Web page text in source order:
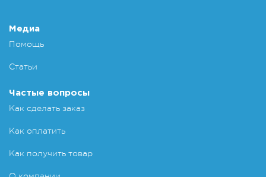
Медиа
Помощь
Статьи
Частые вопросы
Как сделать заказ
Как оплатить
Как получить товар